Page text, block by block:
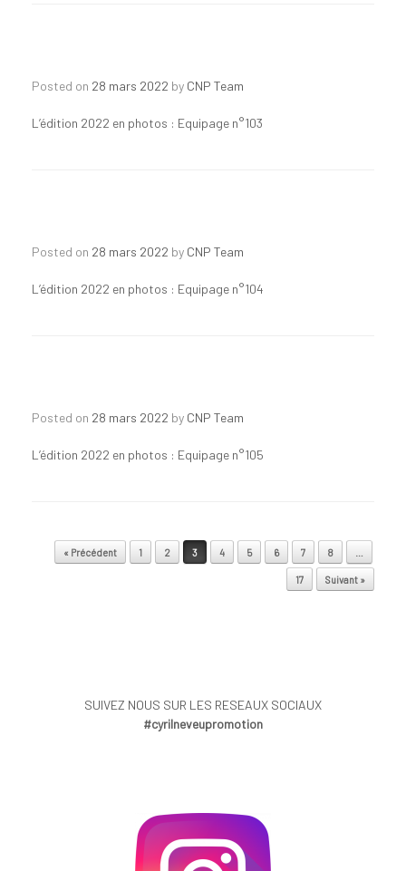
Posted on 28 mars 2022 by CNP Team
L’édition 2022 en photos : Equipage n°103
Posted on 28 mars 2022 by CNP Team
L’édition 2022 en photos : Equipage n°104
Posted on 28 mars 2022 by CNP Team
L’édition 2022 en photos : Equipage n°105
Post navigation
« Précédent 1 2 3 4 5 6 7 8 …
17 Suivant »
SUIVEZ NOUS SUR LES RESEAUX SOCIAUX
#cyrilneveupromotion